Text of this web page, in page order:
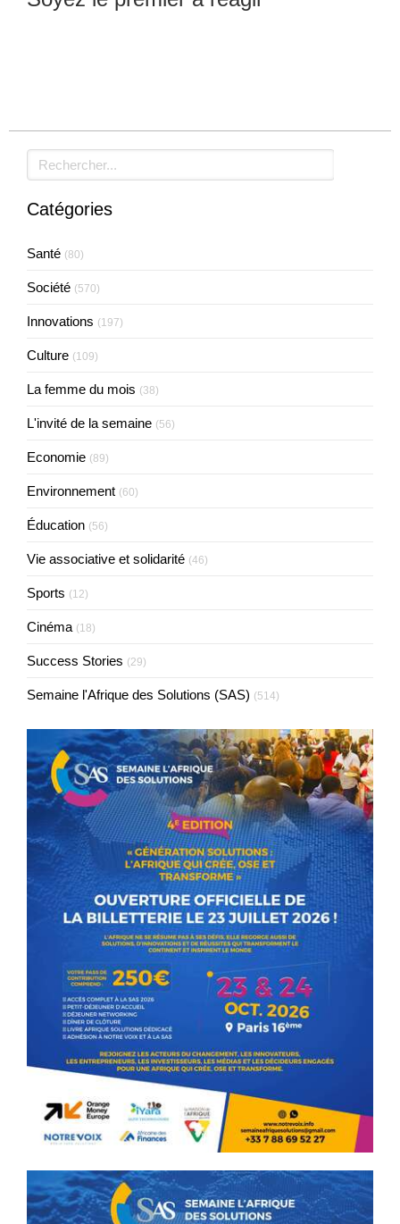
Rechercher
Catégories
Santé (80)
Société (570)
Innovations (197)
Culture (109)
La femme du mois (38)
L'invité de la semaine (56)
Economie (89)
Environnement (60)
Éducation (56)
Vie associative et solidarité (46)
Sports (12)
Cinéma (18)
Success Stories (29)
Semaine l'Afrique des Solutions (SAS) (514)